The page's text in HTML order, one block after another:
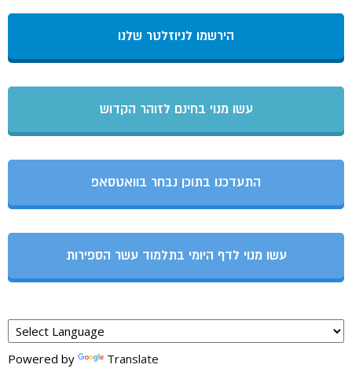
הירשמו לניוזלטר שלנו
עשו מנוי בחינם לזוהר הקדוש
התעדכנו בתוכן נבחר בוואטסאפ
עשו מנוי לדף היומי בתלמוד עשר הספירות
Powered by Translate